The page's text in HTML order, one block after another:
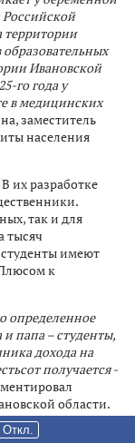
территории
Ивановской
го года у
в медицинских
заместитель
населения
их разработке
так и для
тысяч
имеют
к
определенное
папа – студенты,
дохода на
получается -
области.
не могут.
Откл.
Откл.
Откл.
Откл.
Откл.
Откл.
Откл.